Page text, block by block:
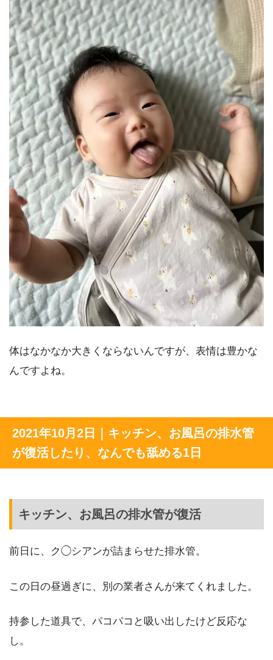
体はなかなか大きくならないんですが、表情は豊かな
んですよね。
2021年10月2日｜キッチン、お風呂の排水管
が復活したり、なんでも舐める1日
キッチン、お風呂の排水管が復活
前日に、ク◯シアンが詰まらせた排水管。
この日の昼過ぎに、別の業者さんが来てくれました。
持参した道具で、パコパコと吸い出したけど反応な
し。